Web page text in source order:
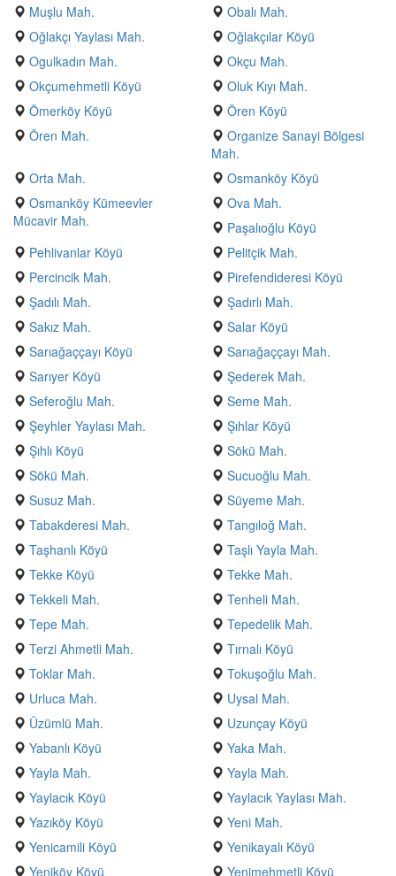
Muşlu Mah.
Obalı Mah.
Oğlakçı Yaylası Mah.
Oğlakçılar Köyü
Ogulkadın Mah.
Okçu Mah.
Okçumehmetli Köyü
Oluk Kıyı Mah.
Ömerköy Köyü
Ören Köyü
Ören Mah.
Organize Sanayi Bölgesi
Mah.
Orta Mah.
Osmanköy Köyü
Osmanköy Kümeevler
Mücavir Mah.
Ova Mah.
Paşalıoğlu Köyü
Pehlivanlar Köyü
Pelitçik Mah.
Percincik Mah.
Pirefendideresi Köyü
Şadılı Mah.
Şadırlı Mah.
Sakız Mah.
Salar Köyü
Sarıağaççayı Köyü
Sarıağaççayı Mah.
Sarıyer Köyü
Şederek Mah.
Seferoğlu Mah.
Seme Mah.
Şeyhler Yaylası Mah.
Şıhlar Köyü
Şıhlı Köyü
Sökü Mah.
Sökü Mah.
Sucuoğlu Mah.
Susuz Mah.
Süyeme Mah.
Tabakderesi Mah.
Tangıloğ Mah.
Taşhanlı Köyü
Taşlı Yayla Mah.
Tekke Köyü
Tekke Mah.
Tekkeli Mah.
Tenheli Mah.
Tepe Mah.
Tepedelik Mah.
Terzi Ahmetli Mah.
Tırnalı Köyü
Toklar Mah.
Tokuşoğlu Mah.
Urluca Mah.
Uysal Mah.
Üzümlü Mah.
Uzunçay Köyü
Yabanlı Köyü
Yaka Mah.
Yayla Mah.
Yayla Mah.
Yaylacık Köyü
Yaylacık Yaylası Mah.
Yazıköy Köyü
Yeni Mah.
Yenicamili Köyü
Yenikayalı Köyü
Yeniköy Köyü
Yenimehmetli Köyü